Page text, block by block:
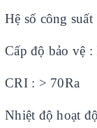
Hệ số công
Cấp độ bảo vệ :
CRI : > 70Ra
Nhiệt độ hoạt